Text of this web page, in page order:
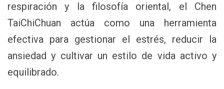
respiración y la filosofía oriental, el Chen
TaiChiChuan actúa como una herramienta
efectiva para gestionar el estrés, reducir la
ansiedad y cultivar un estilo de vida activo y
equilibrado.